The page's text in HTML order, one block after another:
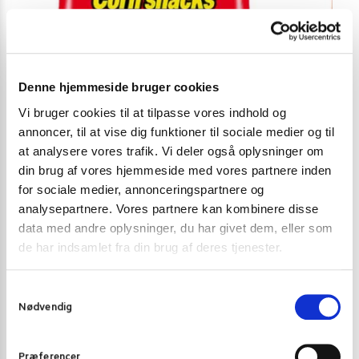
Denne hjemmeside bruger cookies
Vi bruger cookies til at tilpasse vores indhold og
annoncer, til at vise dig funktioner til sociale medier og til
at analysere vores trafik. Vi deler også oplysninger om
din brug af vores hjemmeside med vores partnere inden
for sociale medier, annonceringspartnere og
analysepartnere. Vores partnere kan kombinere disse
data med andre oplysninger, du har givet dem, eller som
de har indsamlet fra din brug af deres tjenester.
Nødvendig
Koikeya Karamucho Corn Snacks Hot Chilli 50 g.
19,00kr.
Tilføj til kurv
CHIPS
32,00